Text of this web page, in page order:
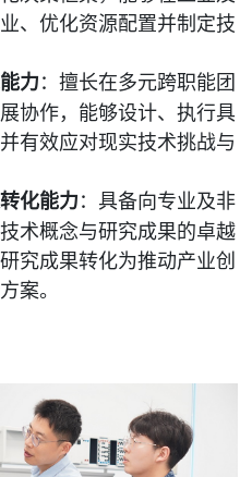
、优化资源配置并制定技
力：擅长在多元跨职能团
协作，能够设计、执行具
有效应对现实技术挑战与
化能力：具备向专业及非
术概念与研究成果的卓越
究成果转化为推动产业创
案。